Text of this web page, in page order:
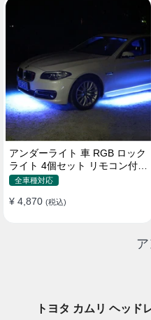
アンダーライト 車 RGB ロック
ライト 4個セット リモコン付き
ボタンスイッチ付き 多機能 車
水 おしゃれ
全車種対応
¥ 4,870 (税込)
トヨタ カムリ ヘッド